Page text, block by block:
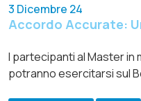
3 Dicembre 24
Accordo Accurate:
I partecipanti al Master in
potranno esercitarsi sul